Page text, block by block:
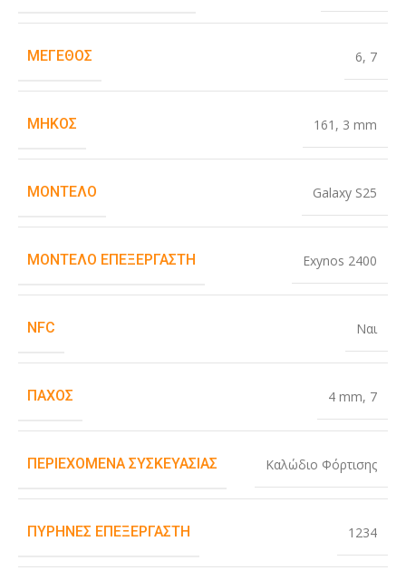
ΜΈΓΕΘΟΣ 6, 7
ΜΉΚΟΣ 161 , 3 mm
ΜΟΝΤΈΛΟ Galaxy S25
ΜΟΝΤΈΛΟ ΕΠΕΞΕΡΓΑΣΤΉ Exynos 2400
NFC Ναι
ΠΆΧΟΣ 4 mm, 7
ΠΕΡΙΕΧΌΜΕΝΑ ΣΥΣΚΕΥΑΣΊΑΣ Καλώδιο Φόρτισης
ΠΥΡΉΝΕΣ ΕΠΕΞΕΡΓΑΣΤΉ 1234